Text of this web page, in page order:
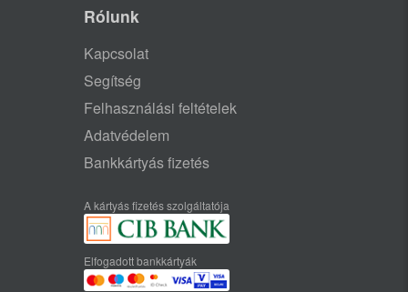
Rólunk
Kapcsolat
Segítség
Felhasználási feltételek
Adatvédelem
Bankkártyás fizetés
A kártyás fizetés szolgáltatója
Elfogadott bankkártyák